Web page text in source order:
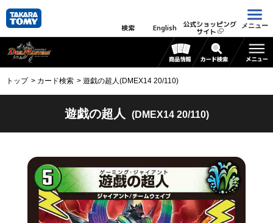
検索 English 公式ショッピング
サイト
メニュー
トップ カード検索 遊戯の超人(DMEX14 20/110)
遊戯の超人 (DMEX14 20/110)